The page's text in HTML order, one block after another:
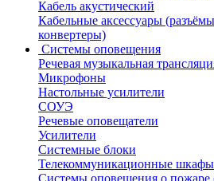
Кабель акустический
Кабельные аксессуары
конвертеры)
Системы оповещения
Речевая музыкальная
Микрофоны
Настольные усилители
СОУЭ
Речевые оповещатели
Усилители
Системные блоки
Телекоммуникационные
Системы оповещения о пожаре